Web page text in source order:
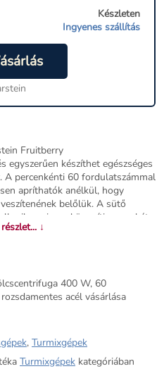
Készleten
Ingyenes szállítás
Fruitberry
egyszerűen készíthet egészséges
percenkénti 60 fordulatszámmal
apríthatók anélkül, hogy
belőlük. A sütő
ami megkönnyíti a munkát,
is be tud helyezni. A
kerülnek
↓
400 W, 60
acél vásárlása
, Turmixgépek
Turmixgépek kategóriában